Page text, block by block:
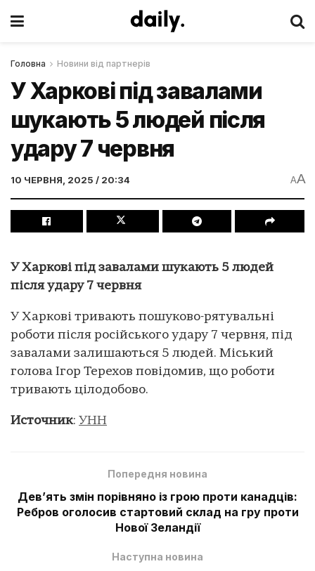
Головна Новини від партнерів
У Харкові під завалами
шукають 5 людей після
удару 7 червня
10 ЧЕРВНЯ, 2025 / 20:34 AA
У Харкові під завалами шукають 5 людей
після удару 7 червня
У Харкові тривають пошуково-рятувальні
роботи після російського удару 7 червня, під
завалами залишаються 5 людей. Міський
голова Ігор Терехов повідомив, що роботи
тривають цілодобово.
Источник: УНН
Попередня новина
Девʼять змін порівняно із грою проти канадців:
Ребров оголосив стартовий склад на гру проти
Нової Зеландії
Наступна новина